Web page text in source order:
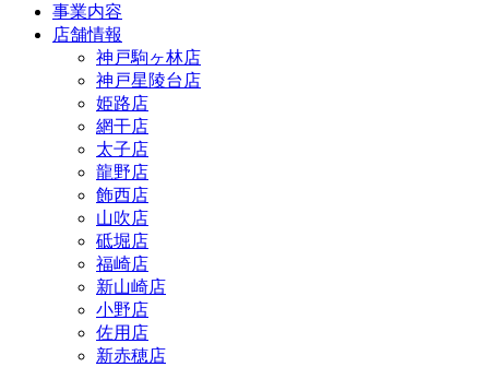
事業内容
店舗情報
神戸駒ヶ林店
神戸星陵台店
姫路店
網干店
太子店
龍野店
飾西店
山吹店
砥堀店
福崎店
新山崎店
小野店
佐用店
新赤穂店